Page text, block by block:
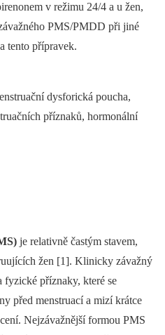
v režimu 24/4 a u žen,
PMS/PMDD při jiné
tento přípravek.
dysforická poucha,
příznaků, hormonální
je relativně častým stavem,
žen [1]. Klinicky závažný
fyzické příznaky, které se
před menstruací a mizí krátce
Nejzávažnější formou PMS